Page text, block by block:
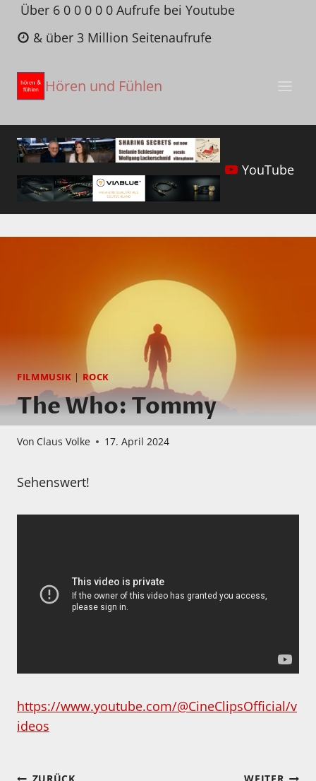
Zum
Inhalt
springen
Über 6 0 0 0 0 0 Aufrufe bei Youtube
& über 3 Million Seitenaufrufe
Hören und Fühlen
YouTube
FILMMUSIK | ROCK
The Who: Tommy
Von Claus Volke 17. April 2024
Sehenswert!
https://www.youtube.com/@CineClipsOfficial/v
ideos